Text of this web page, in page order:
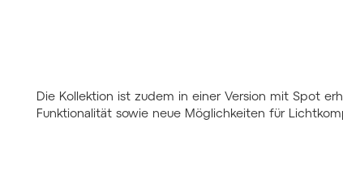
Die Kollektion ist zudem in einer Version mit Spot
Funktionalität sowie neue Möglichkeiten für